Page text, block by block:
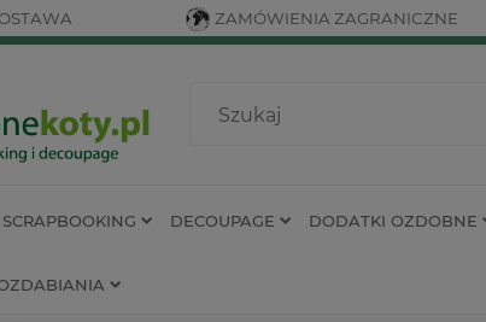
ZAMÓWIENIA ZAGRANICZNE
SCRAPBOOKING DECOUPAGE DODATKI OZDOBNE